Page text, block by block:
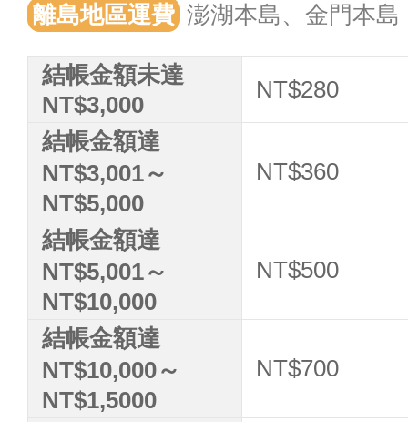
離島地區運費 澎湖本島、金門本島
結帳金額未達
NT$3,000
NT$280
結帳金額達
NT$3,001～
NT$5,000
NT$360
結帳金額達
NT$5,001～
NT$10,000
NT$500
結帳金額達
NT$10,000～
NT$1,5000
NT$700